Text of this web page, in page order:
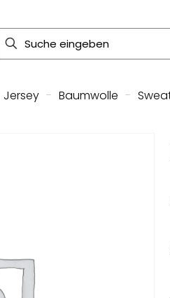
Jersey - Baumwolle -